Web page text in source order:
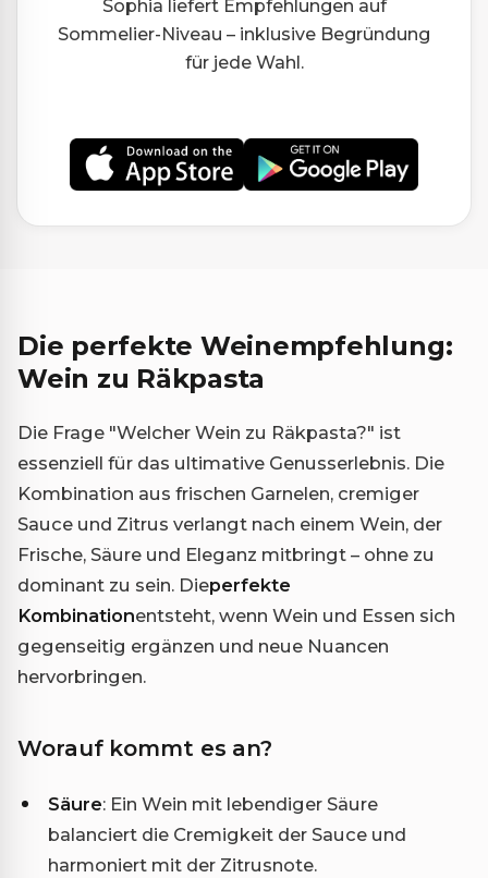
Sophia liefert Empfehlungen auf
Sommelier-Niveau – inklusive Begründung
für jede Wahl.
Die perfekte Weinempfehlung:
Wein zu Räkpasta
Die Frage "Welcher Wein zu Räkpasta?" ist
essenziell für das ultimative Genusserlebnis. Die
Kombination aus frischen Garnelen, cremiger
Sauce und Zitrus verlangt nach einem Wein, der
Frische, Säure und Eleganz mitbringt – ohne zu
dominant zu sein. Dieperfekte
Kombinationentsteht, wenn Wein und Essen sich
gegenseitig ergänzen und neue Nuancen
hervorbringen.
Worauf kommt es an?
Säure: Ein Wein mit lebendiger Säure
balanciert die Cremigkeit der Sauce und
harmoniert mit der Zitrusnote.